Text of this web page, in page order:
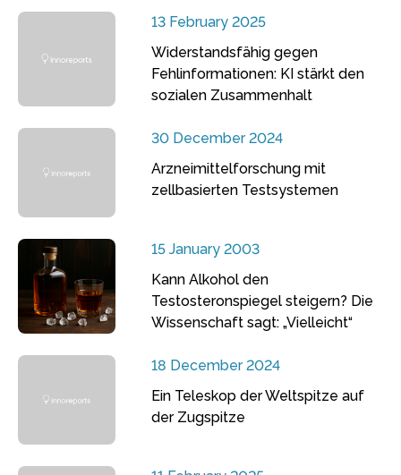
13 February 2025
Widerstandsfähig gegen
Fehlinformationen: KI stärkt den
sozialen Zusammenhalt
30 December 2024
Arzneimittelforschung mit
zellbasierten Testsystemen
15 January 2003
Kann Alkohol den
Testosteronspiegel steigern? Die
Wissenschaft sagt: „Vielleicht“
18 December 2024
Ein Teleskop der Weltspitze auf
der Zugspitze